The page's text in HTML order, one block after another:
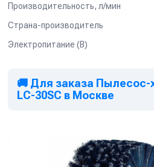
Производительность, л/мин
Страна-производитель
Электропитание (В)
🚚 Для заказа Пылесос-
LC-30SC в Москве